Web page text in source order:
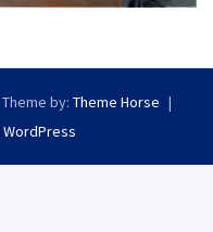
Theme by: Theme Horse
WordPress